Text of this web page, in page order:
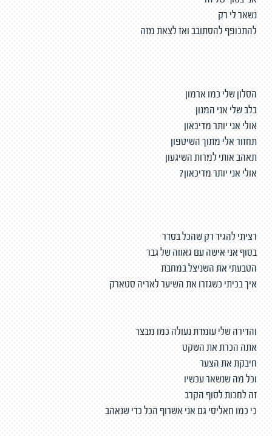
נשאר לי רק
להתכופף להסתובב ואז לצאת מזה
הסלון שלי כמו ארמון
בלב שלי אני המנון
אולי אני יותר מדיכאון
תחזור אלי מתוך השיטפון
תאהב אותי למרות השיגעון
אולי אני יותר מדיכאון?
רציתי להגיד רק שהכל בסדר
בסוף אני אישה עם גאווה של גבר
הטבעתי את השניצל במחבת
איך בכיתי כשגזרו את השיער לאריה סטארק
והדירה שלי עומדת נעולה כמו מבצר
אתה הכרת את השקט
חיבקת את הצער
וכל מה שנשאר עכשיו
זה לחכות לסוף הקרב
כי כמו חאליסי גם אני אשרוף הכל כדי שנאהב